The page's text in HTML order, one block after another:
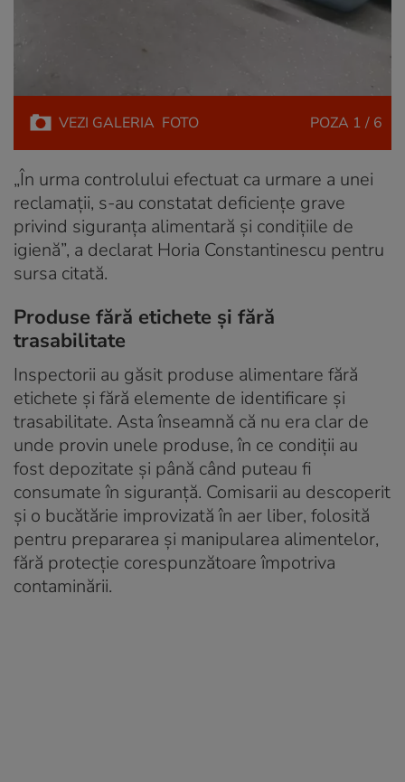
VEZI GALERIA FOTO POZA 1 / 6
„În urma controlului efectuat ca urmare a unei
reclamații, s-au constatat deficiențe grave
privind siguranța alimentară și condițiile de
igienă”, a declarat Horia Constantinescu pentru
sursa citată.
Produse fără etichete și fără
trasabilitate
Inspectorii au găsit produse alimentare fără
etichete și fără elemente de identificare și
trasabilitate. Asta înseamnă că nu era clar de
unde provin unele produse, în ce condiții au
fost depozitate și până când puteau fi
consumate în siguranță. Comisarii au descoperit
și o bucătărie improvizată în aer liber, folosită
pentru prepararea și manipularea alimentelor,
fără protecție corespunzătoare împotriva
contaminării.